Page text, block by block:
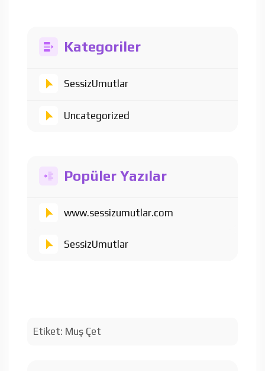
Kategoriler
SessizUmutlar
Uncategorized
Popüler Yazılar
www.sessizumutlar.com
SessizUmutlar
Etiket: Muş Çet